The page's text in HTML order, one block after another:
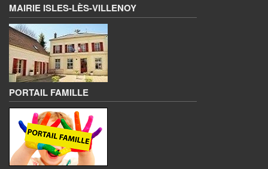
MAIRIE ISLES-LÈS-VILLENOY
PORTAIL FAMILLE